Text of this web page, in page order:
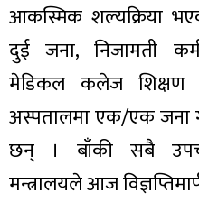
आकस्मिक शल्यक्रिया
दुई जना, निजामती
मेडिकल कलेज शिक्षण
अस्पतालमा एक/एक जना
छन् । बाँकी सबै
मन्त्रालयले आज